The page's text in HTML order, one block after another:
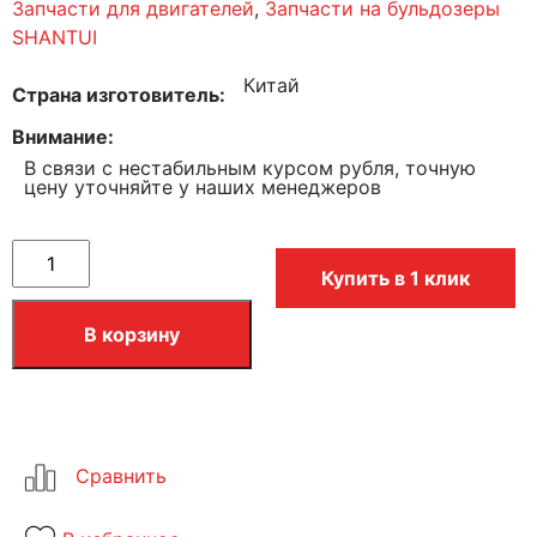
Запчасти для двигателей, Запчасти на бульдозеры
SHANTUI
Страна изготовитель Китай
Внимание
В связи с нестабильным курсом рубля, точную
цену уточняйте у наших менеджеров
В корзину
Купить в 1 клик